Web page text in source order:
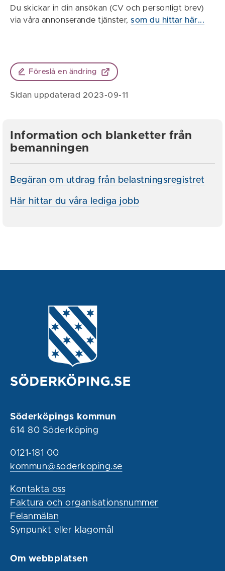
Du skickar in din ansökan (CV och personligt brev)
via våra annonserande tjänster, som du hittar här...
Föreslå en ändring
Sidan uppdaterad 2023-09-11
Information och blanketter från
bemanningen
Begäran om utdrag från belastningsregistret
Här hittar du våra lediga jobb
Söderköpings kommun
614 80 Söderköping
0121-181 00
kommun@soderkoping.se
Kontakta oss
Faktura och organisationsnummer
Felanmälan
Synpunkt eller klagomål
Om webbplatsen